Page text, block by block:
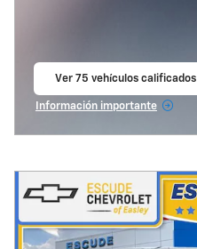
Ver 75 vehículos calificados
Información importante